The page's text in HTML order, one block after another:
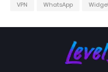
VPN
WhatsApp